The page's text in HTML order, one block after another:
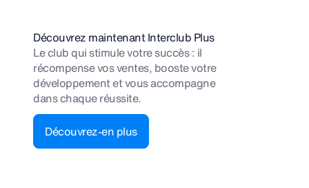
Découvrez maintenant Interclub Plus
Le club qui stimule votre succès : il
récompense vos ventes, booste votre
développement et vous accompagne
dans chaque réussite.
Découvrez-en plus